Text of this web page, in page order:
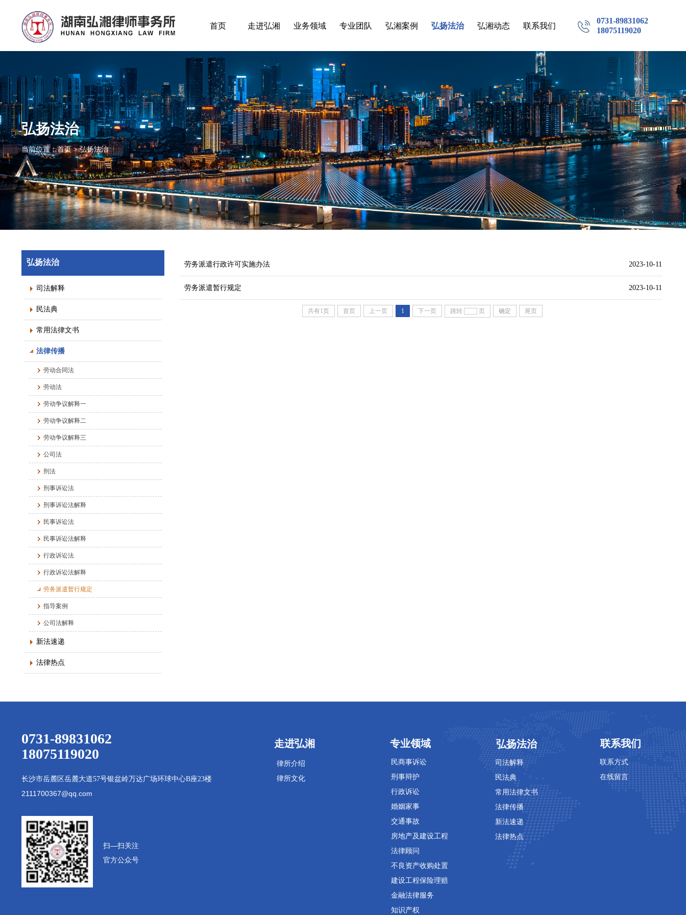
0731-89831062
18075119020
首页 走进弘湘 业务领域 专业团队 弘湘案例 弘扬法治 弘湘动态 联系我们
弘扬法治
当前位置：首页 > 弘扬法治
弘扬法治
司法解释
民法典
常用法律文书
法律传播
劳动合同法
劳动法
劳动争议解释一
劳动争议解释二
劳动争议解释三
公司法
刑法
刑事诉讼法
刑事诉讼法解释
民事诉讼法
民事诉讼法解释
行政诉讼法
行政诉讼法解释
劳务派遣暂行规定
指导案例
公司法解释
新法速递
法律热点
劳务派遣行政许可实施办法 2023-10-11
劳务派遣暂行规定 2023-10-11
共有1页 首页 上一页 1 下一页 跳转 页 确定 尾页
律所介绍
律所文化
专业领域
走进弘湘
民商事诉讼
刑事辩护
行政诉讼
婚姻家事
交通事故
房地产及建设工程
法律顾问
不良资产收购处置
建设工程保险理赔
金融法律服务
知识产权
专业领域
专业领域
司法解释
民法典
常用法律文书
法律传播
新法速递
法律热点
专业领域
弘扬法治
联系方式
在线留言
专业领域
联系我们
长沙市岳麓区岳麓大道57号银盆岭万达广场环球中心B座23楼
2111700367@qq.com
0731-89831062
18075119020
扫—扫关注
官方公众号